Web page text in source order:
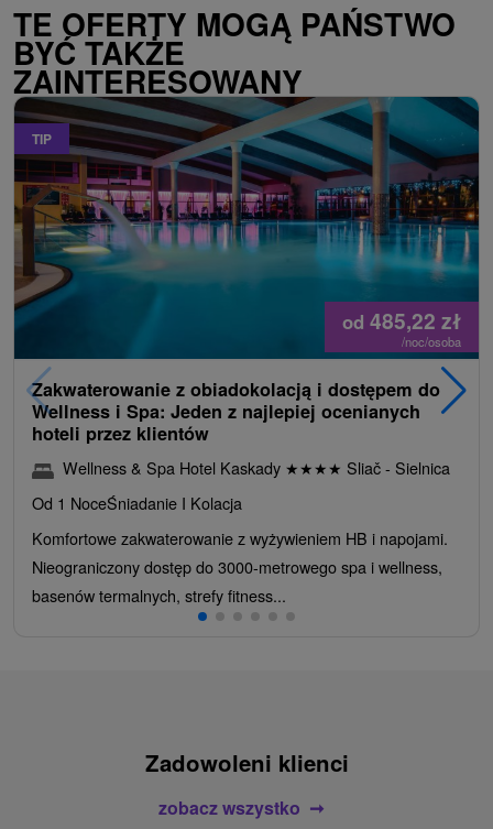
TE OFERTY MOGĄ PAŃSTWO
BYĆ TAKŻE
ZAINTERESOWANY
TIP
od 485,22 zł
/noc/osoba
Zakwaterowanie z obiadokolacją i dostępem do
Wellness i Spa: Jeden z najlepiej ocenianych
hoteli przez klientów
Wellness & Spa Hotel Kaskady ★★★★ Sliač - Sielnica
Od 1 NoceŚniadanie I Kolacja
Komfortowe zakwaterowanie z wyżywieniem HB i napojami.
Nieograniczony dostęp do 3000-metrowego spa i wellness,
basenów termalnych, strefy fitness...
Zadowoleni klienci
zobacz wszystko